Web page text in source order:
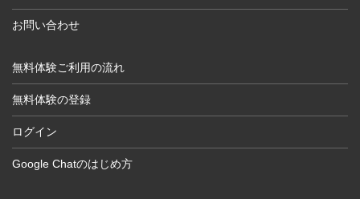
お問い合わせ
無料体験ご利用の流れ
無料体験の登録
ログイン
Google Chatのはじめ方